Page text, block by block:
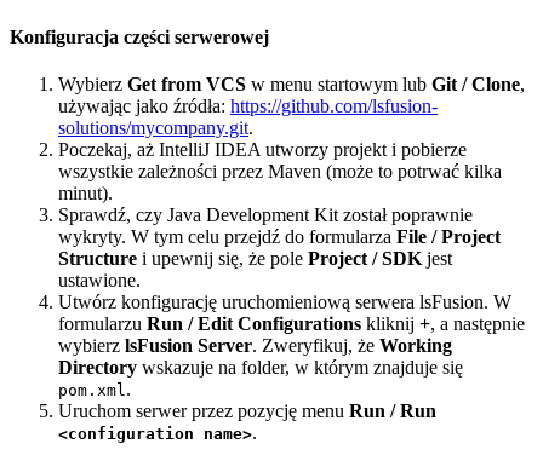
Konfiguracja części serwerowej
Wybierz Get from VCS w menu startowym lub Git / Clone,
używając jako źródła: https://github.com/lsfusion-
solutions/mycompany.git.
Poczekaj, aż IntelliJ IDEA utworzy projekt i pobierze
wszystkie zależności przez Maven (może to potrwać kilka
minut).
Sprawdź, czy Java Development Kit został poprawnie
wykryty. W tym celu przejdź do formularza File / Project
Structure i upewnij się, że pole Project / SDK jest
ustawione.
Utwórz konfigurację uruchomieniową serwera lsFusion. W
formularzu Run / Edit Configurations kliknij +, a następnie
wybierz lsFusion Server. Zweryfikuj, że Working
Directory wskazuje na folder, w którym znajduje się
pom.xml .
Uruchom serwer przez pozycję menu Run / Run
<configuration name>.